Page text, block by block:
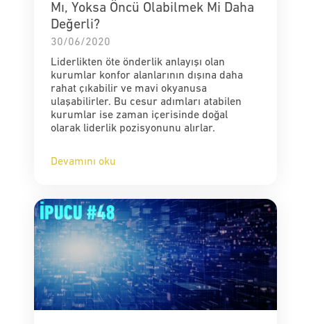
Mı, Yoksa Öncü Olabilmek Mi Daha
Değerli?
30/06/2020
Liderlikten öte önderlik anlayışı olan
kurumlar konfor alanlarının dışına daha
rahat çıkabilir ve mavi okyanusa
ulaşabilirler. Bu cesur adımları atabilen
kurumlar ise zaman içerisinde doğal
olarak liderlik pozisyonunu alırlar.
Devamını oku